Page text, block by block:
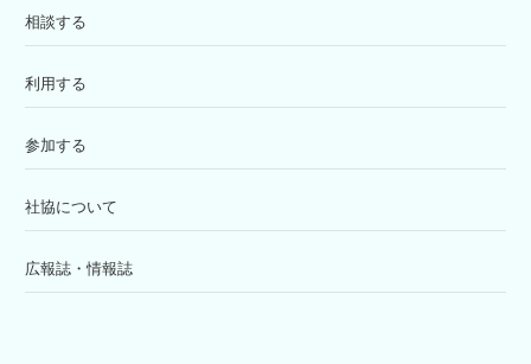
相談する
利用する
参加する
社協について
広報誌・情報誌